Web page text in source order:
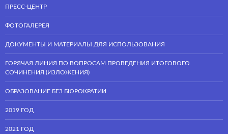
ПРЕСС-ЦЕНТР
ФОТОГАЛЕРЕЯ
ДОКУМЕНТЫ И МАТЕРИАЛЫ ДЛЯ ИСПОЛЬЗОВАНИЯ
ГОРЯЧАЯ ЛИНИЯ ПО ВОПРОСАМ ПРОВЕДЕНИЯ ИТОГОВОГО
СОЧИНЕНИЯ (ИЗЛОЖЕНИЯ)
ОБРАЗОВАНИЕ БЕЗ БЮРОКРАТИИ
2019 ГОД
2021 ГОД